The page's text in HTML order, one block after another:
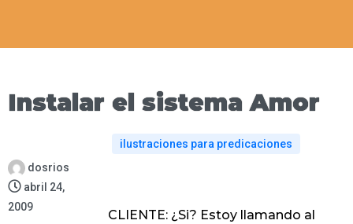
Instalar el sistema Amor
dosrios
abril 24,
2009
ilustraciones para predicaciones
CLIENTE: ¿Si? Estoy llamando al